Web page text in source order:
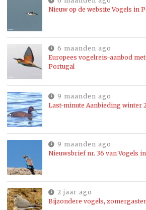
Nieuw op de website Vogels in
6 maanden ago
Europees vogelreis-aanbod
Portugal
9 maanden ago
Last-minute Aanbieding winter
9 maanden ago
Nieuwsbrief nr. 36 van Vogels
2 jaar ago
Bijzondere vogels,